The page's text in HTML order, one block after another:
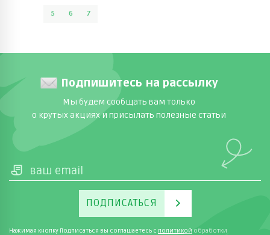
5 6 7
Подпишитесь на рассылку
Мы будем сообщать вам только
о крутых акциях и присылать полезные статьи
ПОДПИСАТЬСЯ
Нажимая кнопку Подписаться вы соглашаетесь с политикой обработки